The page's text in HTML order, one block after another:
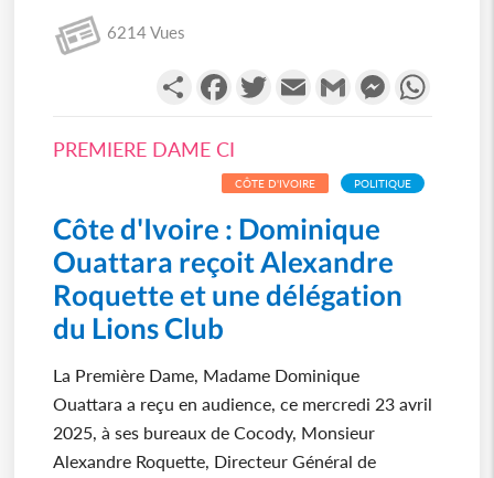
6214 Vues
PartagerFacebookTwitterEmail Gmail Messenger
PREMIERE DAME CI
CÔTE D'IVOIRE POLITIQUE
Côte d'Ivoire : Dominique
Ouattara reçoit Alexandre
Roquette et une délégation
du Lions Club
La Première Dame, Madame Dominique
Ouattara a reçu en audience, ce mercredi 23 avril
2025, à ses bureaux de Cocody, Monsieur
Alexandre Roquette, Directeur Général de